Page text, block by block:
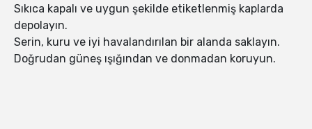
Sıkıca kapalı ve uygun şekilde etiketlenmiş kaplarda
depolayın.
Serin, kuru ve iyi havalandırılan bir alanda saklayın.
Doğrudan güneş ışığından ve donmadan koruyun.